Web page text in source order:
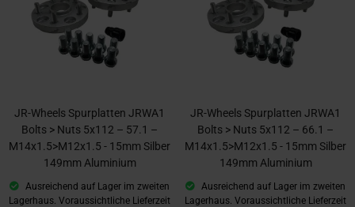
JR-Wheels Spurplatten JRWA1
Bolts > Nuts 5x112 – 57.1 –
M14x1.5>M12x1.5 - 15mm Silber
149mm Aluminium
Ausreichend auf Lager im zweiten
Lagerhaus. Voraussichtliche Lieferzeit
JR-Wheels Spurplatten JRWA1
Bolts > Nuts 5x112 – 66.1 –
M14x1.5>M12x1.5 - 15mm Silber
149mm Aluminium
Ausreichend auf Lager im zweiten
Lagerhaus. Voraussichtliche Lieferzeit